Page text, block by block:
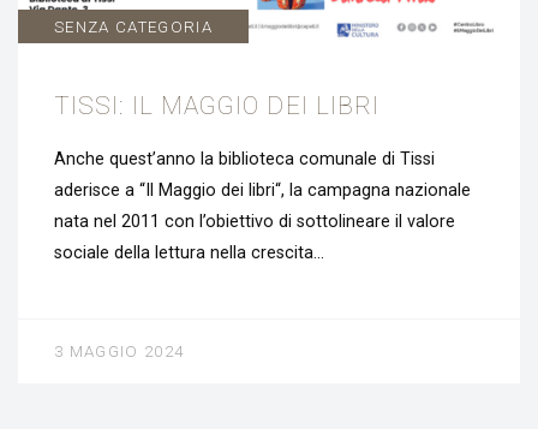
SENZA CATEGORIA
TISSI: IL MAGGIO DEI LIBRI
Anche quest’anno la biblioteca comunale di Tissi
aderisce a “Il Maggio dei libri“, la campagna nazionale
nata nel 2011 con l’obiettivo di sottolineare il valore
sociale della lettura nella crescita…
3 MAGGIO 2024